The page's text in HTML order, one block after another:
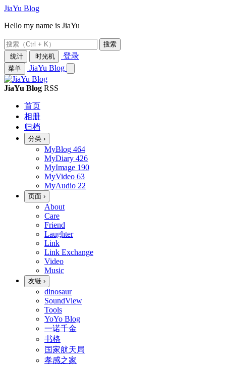
JiaYu Blog
Hello my name is JiaYu
搜索
统计
时光机 登录
菜单 JiaYu Blog
JiaYu Blog RSS
首页
相册
归档
分类 ›
MyBlog 464
MyDiary 426
MyImage 190
MyVideo 63
MyAudio 22
页面 ›
About
Care
Friend
Laughter
Link
Link Exchange
Video
Music
友链 ›
dinosaur
SoundView
Tools
YoYo Blog
一诺千金
书格
国家航天局
孝感之家